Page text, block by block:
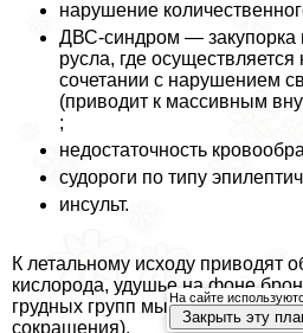
нарушение
ДВС-синдром — закупорка
русла, где
сочетании с нарушением
(приводит к массивным
;
недостаточность
судороги по типу
инсульт.
К летальному исходу приводят
кислорода, удушье на фоне
грудных групп мышц
сокращения).
На сайте
Закрыть эту